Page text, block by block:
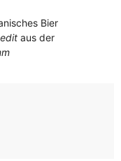
Bier
aus der